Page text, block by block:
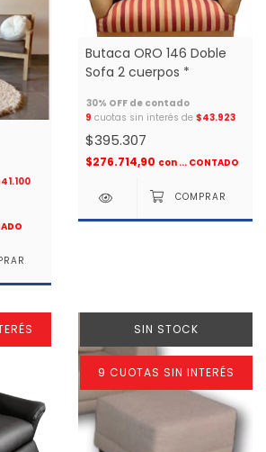
Butaca ORO 146 Doble
Sofa 2 cuerpos *
9 cuotas sin interés de $43.923
$395.307
$276.714,90 con ... CONTADO
SIN STOCK
9 CUOTAS SIN INTERÉS